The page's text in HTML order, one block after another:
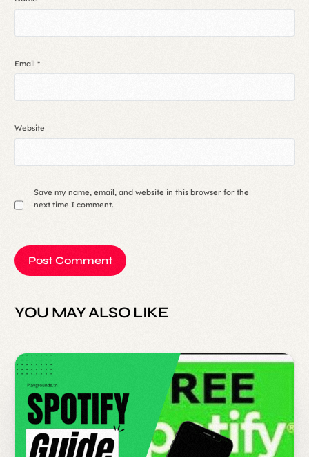
Email*
Website
Save my name, email, and website in this browser for the
next time I comment.
YOU MAY ALSO LIKE